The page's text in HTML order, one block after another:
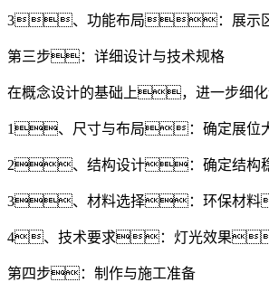
3、功能布局：展示
第三步：详细设计与技术规格
在概念设计的基础上，进一步细
1、尺寸与布局：确定展位
2、结构设计：确定结构
3、材料选择：环保材料
4、技术要求：灯光效果
第四步：制作与施工准备